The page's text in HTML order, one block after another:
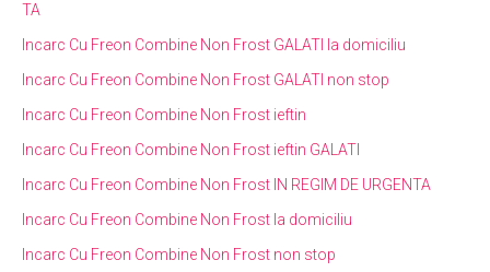
TA
Incarc Cu Freon Combine Non Frost GALATI la domiciliu
Incarc Cu Freon Combine Non Frost GALATI non stop
Incarc Cu Freon Combine Non Frost ieftin
Incarc Cu Freon Combine Non Frost ieftin GALATI
Incarc Cu Freon Combine Non Frost IN REGIM DE URGENTA
Incarc Cu Freon Combine Non Frost la domiciliu
Incarc Cu Freon Combine Non Frost non stop